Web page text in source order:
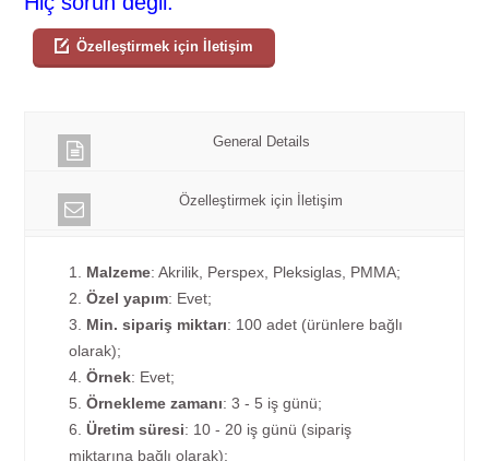
Özelleştirmek için İletişim
General Details
Özelleştirmek için İletişim
1. Malzeme: Akrilik, Perspex, Pleksiglas, PMMA;
2.Özel yapım: Evet;
3. Min. sipariş miktarı: 100 adet (ürünlere bağlı
olarak);
4.Örnek: Evet;
5. Örnekleme zamanı: 3 - 5 iş günü;
6.Üretim süresi: 10 - 20 iş günü (sipariş
miktarına bağlı olarak);